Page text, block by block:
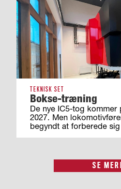
TEKNISK SET
Bokse-træning
De nye IC5-tog kommer
2027. Men
begyndt at forberede
SE